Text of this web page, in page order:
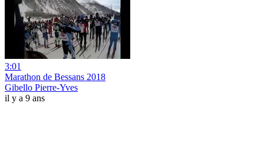
3:01
Marathon de Bessans 2018
Gibello Pierre-Yves
il y a 9 ans